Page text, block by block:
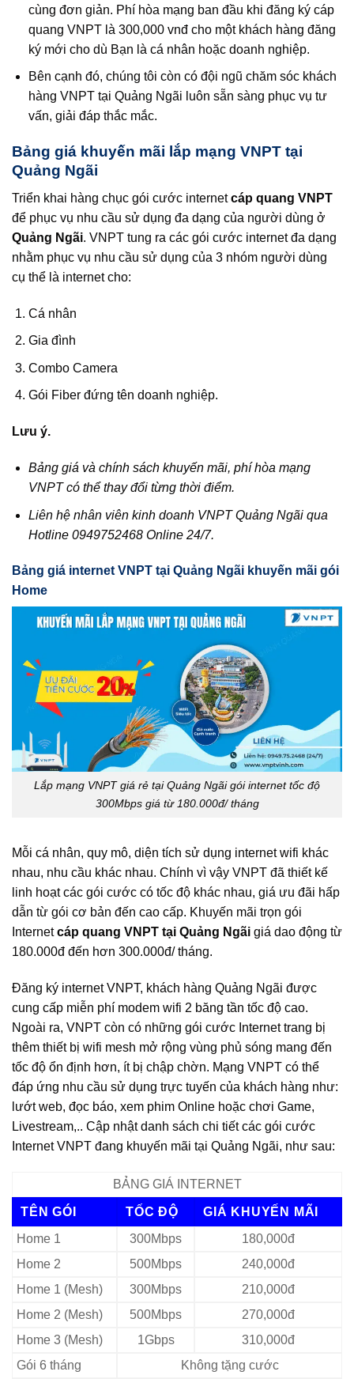
cùng đơn giản. Phí hòa mạng ban đầu khi đăng ký cáp
quang VNPT là 300,000 vnđ cho một khách hàng đăng
ký mới cho dù Bạn là cá nhân hoặc doanh nghiệp.
Bên cạnh đó, chúng tôi còn có đội ngũ chăm sóc khách
hàng VNPT tại Quảng Ngãi luôn sẵn sàng phục vụ tư
vấn, giải đáp thắc mắc.
Bảng giá khuyến mãi lắp mạng VNPT tại
Quảng Ngãi
Triển khai hàng chục gói cước internetcáp quang VNPT
để phục vụ nhu cầu sử dụng đa dạng của người dùng ở
Quảng Ngãi. VNPT tung ra các gói cước internet đa dạng
nhằm phục vụ nhu cầu sử dụng của 3 nhóm người dùng
cụ thể là internet cho:
Cá nhân
Gia đình
Combo Camera
Gói Fiber đứng tên doanh nghiệp.
Lưu ý.
Bảng giá và chính sách khuyến mãi, phí hòa mạng
VNPT có thể thay đổi từng thời điểm.
Liên hệ nhân viên kinh doanh VNPT Quảng Ngãi qua
Hotline 0949752468 Online 24/7.
Bảng giá internet VNPT tại Quảng Ngãi khuyến mãi gói
Home
Lắp mạng VNPT giá rẻ tại Quảng Ngãi gói internet tốc độ
300Mbps giá từ 180.000đ/ tháng
Mỗi cá nhân, quy mô, diện tích sử dụng internet wifi khác
nhau, nhu cầu khác nhau. Chính vì vậy VNPT đã thiết kế
linh hoạt các gói cước có tốc độ khác nhau, giá ưu đãi hấp
dẫn từ gói cơ bản đến cao cấp. Khuyến mãi trọn gói
Internetcáp quang VNPT tại Quảng Ngãi giá dao động từ
180.000đ đến hơn 300.000đ/ tháng.
Đăng ký internet VNPT, khách hàng Quảng Ngãi được
cung cấp miễn phí modem wifi 2 băng tần tốc độ cao.
Ngoài ra, VNPT còn có những gói cước Internet trang bị
thêm thiết bị wifi mesh mở rộng vùng phủ sóng mang đến
tốc độ ổn định hơn, ít bị chập chờn. Mạng VNPT có thể
đáp ứng nhu cầu sử dụng trực tuyến của khách hàng như:
lướt web, đọc báo, xem phim Online hoặc chơi Game,
Livestream,.. Cập nhật danh sách chi tiết các gói cước
Internet VNPT đang khuyến mãi tại Quảng Ngãi, như sau:
BẢNG GIÁ INTERNET
TÊN GÓI TỐC ĐỘ
GIÁ KHUYẾN MÃI
Home 1
300Mbps
180,000đ
Home 2
500Mbps
240,000đ
Home 1 (Mesh)
300Mbps
210,000đ
Home 2 (Mesh)
500Mbps
270,000đ
Home 3 (Mesh)
1Gbps
310,000đ
Gói 6 tháng
Không tặng cước